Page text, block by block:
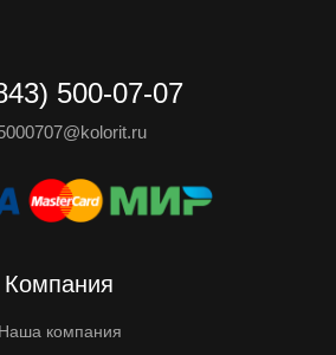
500-07-07
Компания
Наша компания